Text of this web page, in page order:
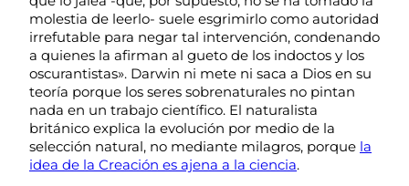
molestia de leerlo- suele esgrimirlo como autoridad
irrefutable para negar tal intervención, condenando
a quienes la afirman al gueto de los indoctos y los
oscurantistas». Darwin ni mete ni saca a Dios en su
teoría porque los seres sobrenaturales no pintan
nada en un trabajo científico. El naturalista
británico explica la evolución por medio de la
selección natural, no mediante milagros, porque la
idea de la Creación es ajena a la ciencia.